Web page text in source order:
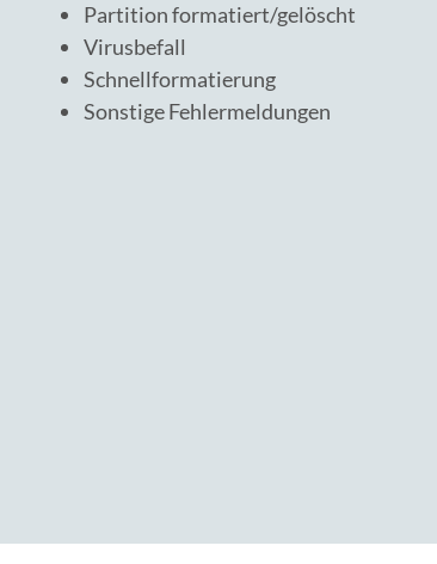
Partition formatiert/gelöscht
Virusbefall
Schnellformatierung
Sonstige Fehlermeldungen